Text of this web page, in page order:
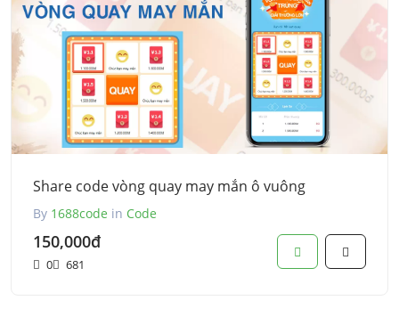
Share code vòng quay may mắn ô vuông
By 1688code in Code
150,000đ
0 681